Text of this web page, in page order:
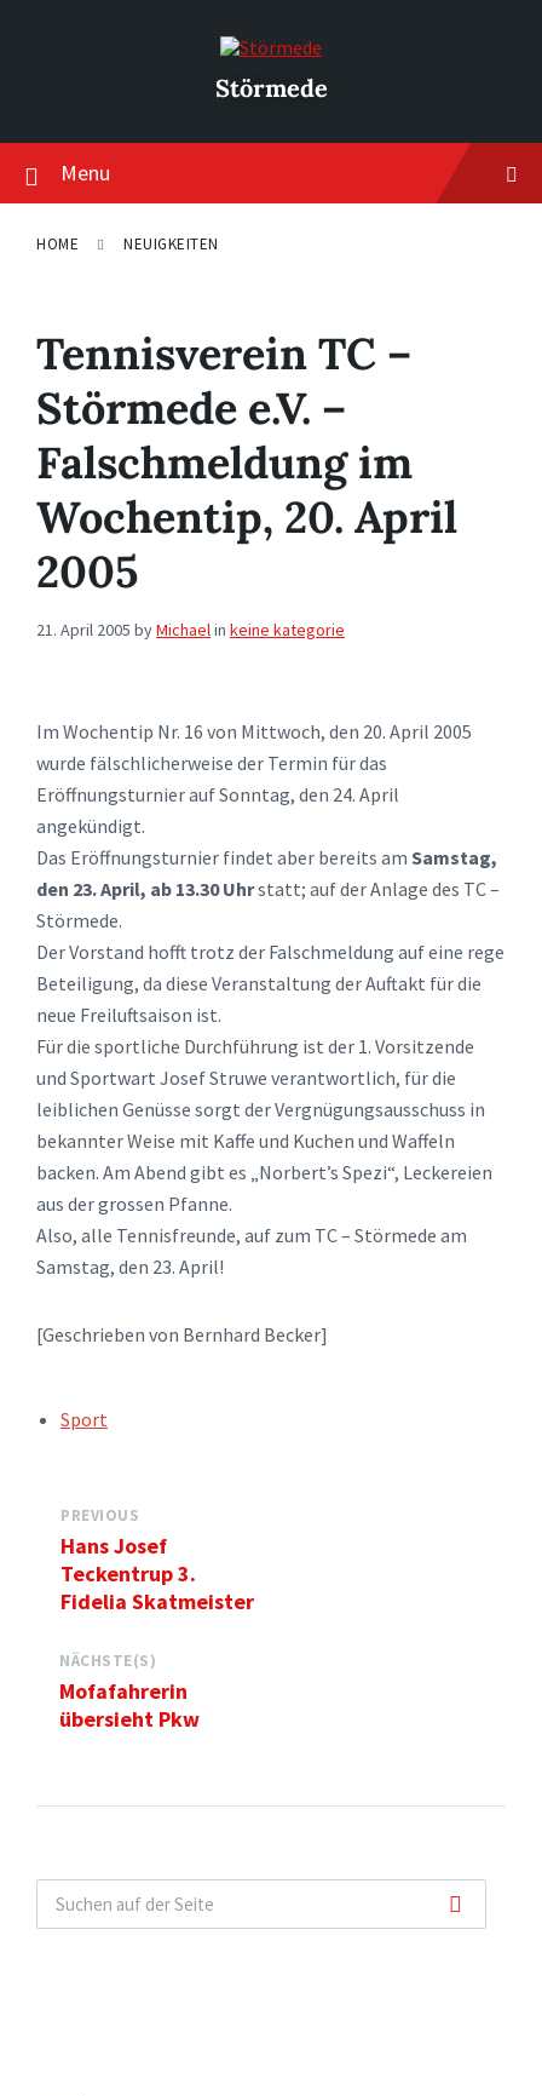
Störmede
Menu
HOME NEUIGKEITEN
Tennisverein TC –
Störmede e.V. –
Falschmeldung im
Wochentip, 20. April
2005
21. April 2005 byMichaelin keine kategorie
Im Wochentip Nr. 16 von Mittwoch, den 20. April 2005
wurde fälschlicherweise der Termin für das
Eröffnungsturnier auf Sonntag, den 24. April
angekündigt.
Das Eröffnungsturnier findet aber bereits am Samstag,
den 23. April, ab 13.30 Uhrstatt; auf der Anlage des TC –
Störmede.
Der Vorstand hofft trotz der Falschmeldung auf eine rege
Beteiligung, da diese Veranstaltung der Auftakt für die
neue Freiluftsaison ist.
Für die sportliche Durchführung ist der 1. Vorsitzende
und Sportwart Josef Struwe verantwortlich, für die
leiblichen Genüsse sorgt der Vergnügungsausschuss in
bekannter Weise mit Kaffe und Kuchen und Waffeln
backen. Am Abend gibt es „Norbert’s Spezi“, Leckereien
aus der grossen Pfanne.
Also, alle Tennisfreunde, auf zum TC – Störmede am
Samstag, den 23. April!
[Geschrieben von Bernhard Becker]
TAGS:Sport
PREVIOUS
Hans Josef
Teckentrup 3.
Fidelia Skatmeister
NÄCHSTE(S)
Mofafahrerin
übersieht Pkw